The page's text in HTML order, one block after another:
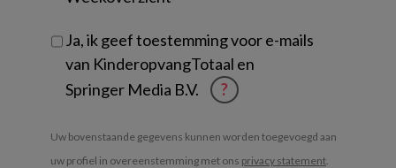
Ja, ik geef toestemming voor e-mails
van KinderopvangTotaal en
Springer Media B.V.
?
Uw bovenstaande gegevens kunnen worden toegevoegd aan
uw profiel in overeenstemming met ons privacy statement.